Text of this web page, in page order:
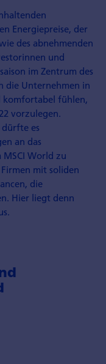
Energiepreise, der
des abnehmenden
und
im Zentrum des
die Unternehmen in
komfortabel fühlen,
vorzulegen.
es
an das
World zu
mit soliden
die
Hier liegt denn